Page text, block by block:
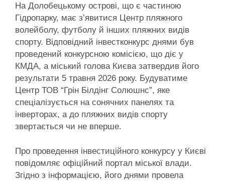
На Долобецькому острові, що є частиною
Гідропарку, має з’явитися Центр пляжного
волейболу, футболу й інших пляжних видів
спорту. Відповідний інвестконкурс днями був
проведений конкурсною комісією, що діє у
КМДА, а міський голова Києва затвердив його
результати 5 травня 2026 року. Будуватиме
Центр ТОВ “Грін Білдінг Солюшнс”, яке
спеціалізується на сонячних панелях та
інверторах, а до пляжних видів спорту
звертається чи не вперше.
Про проведення інвестиційного конкурсу у Києві
повідомляє офіційний портал міської влади.
Згідно з інформацією, його днями провела